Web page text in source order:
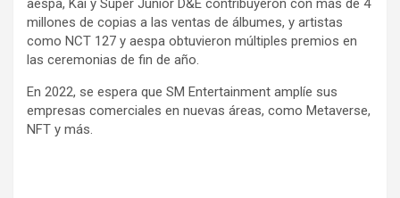
aespa, Kai y Super Junior D&E contribuyeron con más de 4
millones de copias a las ventas de álbumes, y artistas
como NCT 127 y aespa obtuvieron múltiples premios en
las ceremonias de fin de año.
En 2022, se espera que SM Entertainment amplíe sus
empresas comerciales en nuevas áreas, como Metaverse,
NFT y más.